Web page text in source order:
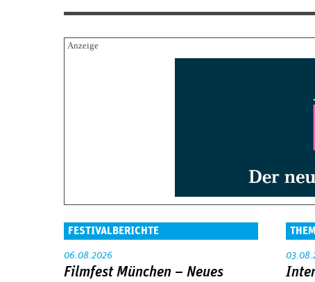
FESTIVALBERICHTE
06.08.2026
Filmfest München – Neues